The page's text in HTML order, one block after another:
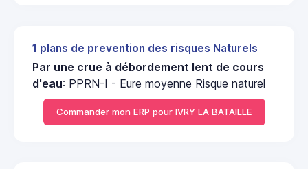
1 plans de prevention des risques Naturels
Par une crue à débordement lent de cours
d'eau: PPRN-I - Eure moyenne Risque naturel
Commander mon ERP pour IVRY LA BATAILLE